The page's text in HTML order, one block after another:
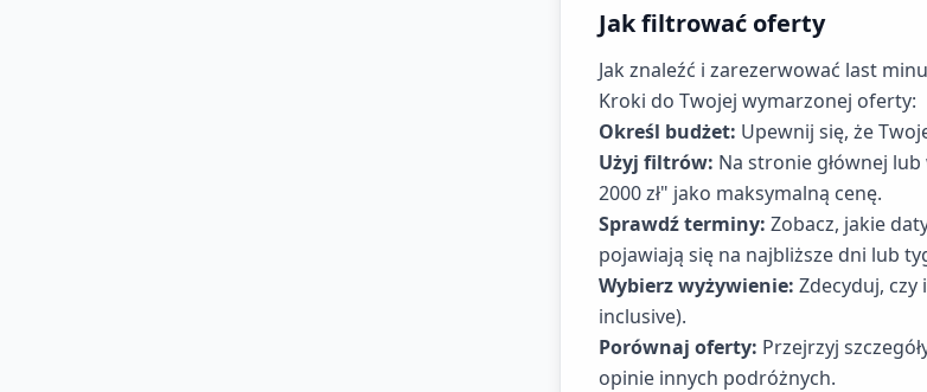
Jak filtrować oferty
Jak znaleźć i zarezerwować last
Kroki do Twojej wymarzonej oferty:
Określ budżet: Upewnij się, że
Użyj filtrów: Na stronie głównej
2000 zł" jako maksymalną cenę.
Sprawdź terminy: Zobacz, jakie
pojawiają się na najbliższe dni lub
Wybierz wyżywienie: Zdecyduj, czy
inclusive).
Porównaj oferty: Przejrzyj
opinie innych podróżnych.